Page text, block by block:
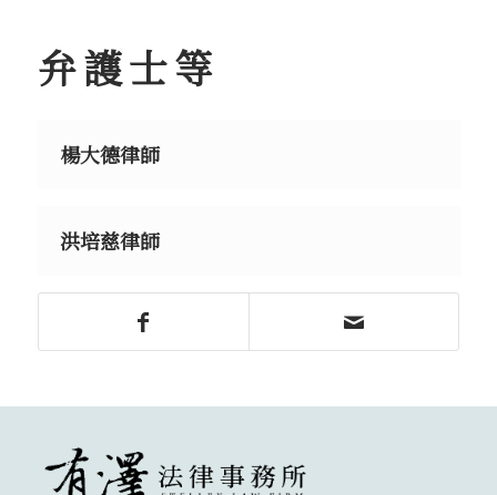
弁護士等
楊大德律師
洪培慈律師